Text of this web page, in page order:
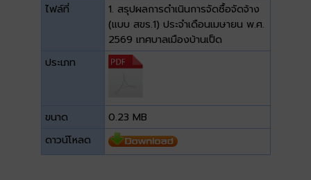
ไฟล์ที่
1. สรุปผลการดำเนินการจัดซื้อจัดจ้าง
(แบบ สขร.1) ประจำเดือนเมษายน พ.ศ.
2569 เทศบาลเมืองบ้านเป็ด
ประเภท
ขนาด
0.23 MB
ดาวน์โหลด